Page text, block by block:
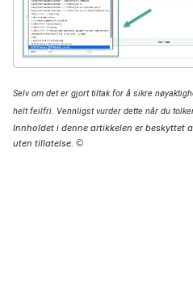
Selv om det er gjort tiltak for å sikre
helt feilfri. Vennligst vurder dette når du
Innholdet i denne artikkelen er beskyttet
uten tillatelse. ©